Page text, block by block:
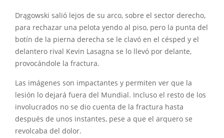
Drągowski salió lejos de su arco, sobre el sector derecho,
para rechazar una pelota yendo al piso, pero la punta del
botín de la pierna derecha se le clavó en el césped y el
delantero rival Kevin Lasagna se lo llevó por delante,
provocándole la fractura.
Las imágenes son impactantes y permiten ver que la
lesión lo dejará fuera del Mundial. Incluso el resto de los
involucrados no se dio cuenta de la fractura hasta
después de unos instantes, pese a que el arquero se
revolcaba del dolor.